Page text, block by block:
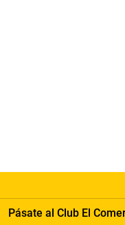
Pásate al Club El